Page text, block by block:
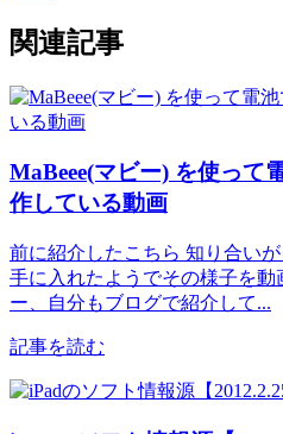
関連記事
MaBeee(マビー) を使って
作している動画
前に紹介したこちら 知り合い
手に入れたようでその様子を
ー、自分もブログで紹介して...
記事を読む